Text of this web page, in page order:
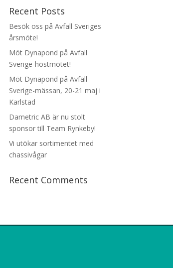
Recent Posts
Besök oss på Avfall Sveriges
årsmöte!
Möt Dynapond på Avfall
Sverige-höstmötet!
Möt Dynapond på Avfall
Sverige-mässan, 20-21 maj i
Karlstad
Dametric AB är nu stolt
sponsor till Team Rynkeby!
Vi utökar sortimentet med
chassivågar
Recent Comments